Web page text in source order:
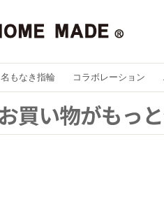
名もなき指輪 コラボレーション